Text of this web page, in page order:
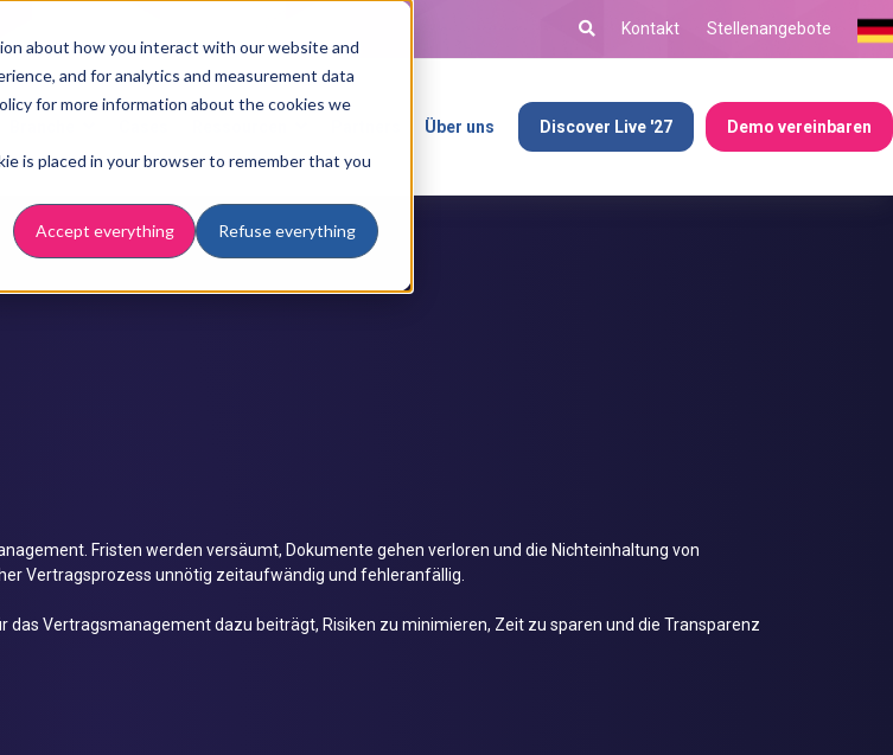
about how you interact with our website and
and for analytics and measurement data
for more information about the cookies we
is placed in your browser to remember that you
Accept everything Refuse everything
Kontakt Stellenangebote
Über uns Discover Live '27 Demo vereinbaren
Fristen werden versäumt, Dokumente gehen verloren und die Nichteinhaltung von
Vertragsprozess unnötig zeitaufwändig und fehleranfällig.
Vertragsmanagement dazu beiträgt, Risiken zu minimieren, Zeit zu sparen und die Transparenz